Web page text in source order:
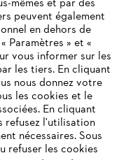
mêmes et par des
peuvent également
en dehors de
Paramètres » et «
vous informer sur les
les tiers. En cliquant
nous donnez votre
les cookies et le
En cliquant
refusez l'utilisation
nécessaires. Sous
refuser les cookies